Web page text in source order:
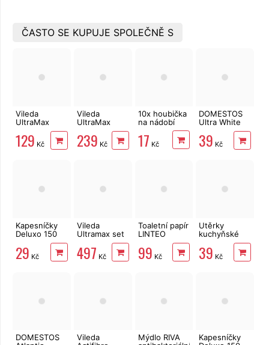
ČASTO SE KUPUJE SPOLEČNĚ S
Vileda
UltraMax
Microfibre
2v1, 155747
129 Kč
Vileda
UltraMax
Microfibre
2v1, 2 ks,
239 Kč
10x houbička
na nádobí
17 Kč
DOMESTOS
Ultra White
39 Kč
Kapesníčky
Deluxo 150
ks 3vrstvé v
krabičce,
šedé květy
29 Kč
Vileda
Ultramax set
box 155737
497 Kč
Toaletní papír
LINTEO
3vrstvý 16
rolí, 240 m
99 Kč
Utěrky
kuchyňské
Clean
2vrstvé, 4
39 Kč
DOMESTOS
Vileda
Mýdlo RIVA
Kapesníčky